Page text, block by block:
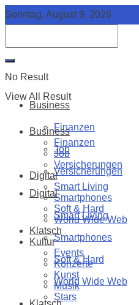
Sonntag, August 9, 2026
No Result
View All Result
Business
Finanzen
Job
Versicherungen
Digital
Smart Living
Smartphones
Soft & Hard
World Wide Web
Business
Finanzen
Job
Versicherungen
Digital
Smart Living
Smartphones
Soft & Hard
World Wide Web
Klatsch
Kultur
Events
Konzerte
Kunst
Musik
Stars